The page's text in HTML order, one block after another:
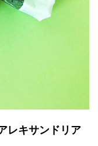
レキサンドリア